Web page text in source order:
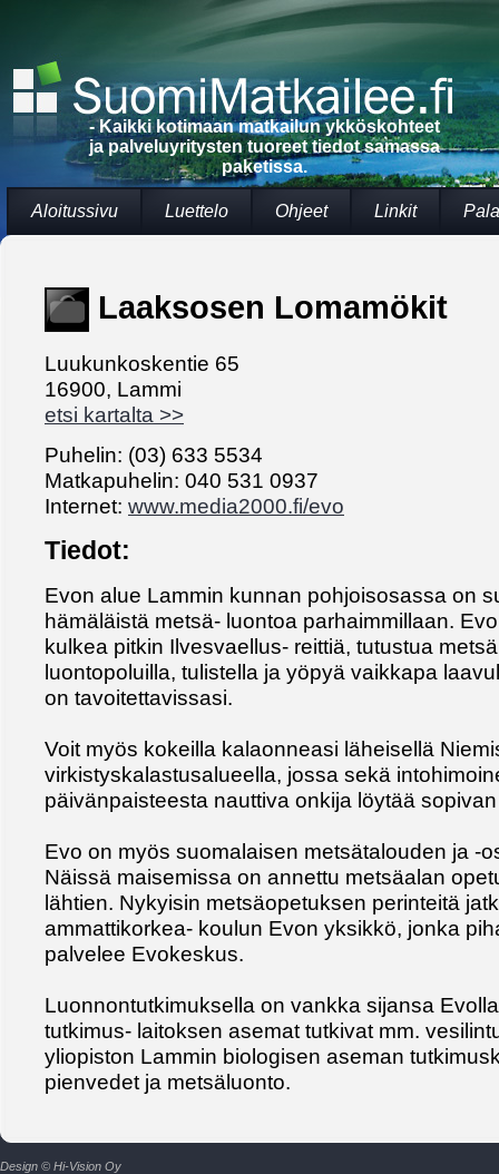
- Kaikki kotimaan matkailun ykköskohteet
ja palveluyritysten tuoreet tiedot samassa
paketissa.
Aloitussivu Luettelo Ohjeet Linkit
Laaksosen Lomamökit
Luukunkoskentie 65
16900, Lammi
etsi kartalta >>
Puhelin: (03) 633 5534
Matkapuhelin: 040 531 0937
Internet: www.media2000.fi/evo
Tiedot:
Evon alue Lammin kunnan pohjoisosassa on
hämäläistä metsä- luontoa parhaimmillaan.
kulkea pitkin Ilvesvaellus- reittiä, tutustua
luontopoluilla, tulistella ja yöpyä vaikkapa
on tavoitettavissasi.
Voit myös kokeilla kalaonneasi läheisellä
virkistyskalastusalueella, jossa sekä
päivänpaisteesta nauttiva onkija löytää
Evo on myös suomalaisen metsätalouden ja -
Näissä maisemissa on annettu metsäalan
lähtien. Nykyisin metsäopetuksen perinteitä
ammattikorkea- koulun Evon yksikkö, jonka
palvelee Evokeskus.
Luonnontutkimuksella on vankka sijansa
tutkimus- laitoksen asemat tutkivat mm.
yliopiston Lammin biologisen aseman
pienvedet ja metsäluonto.
Design © Hi-Vision Oy